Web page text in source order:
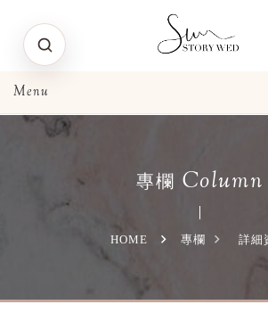
專欄 Column
HOME 專欄 詳細